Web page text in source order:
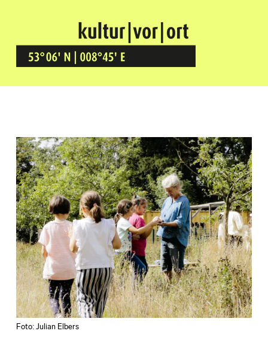
Kultur Vor Ort
BREMEN GRÖPELINGEN
Foto: Julian Elbers